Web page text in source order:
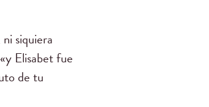
siquiera
Elisabet fue
de tu